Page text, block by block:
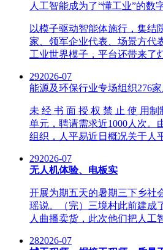
人工智能成为了“懂工业”的数
以模子驱动智能体施行，集结
家、领军企业代表、场景方代
工业世界模子，平台还带来了
292026-07
能源及环保行业专场组织276家
未 经 书 面 授 权 禁 止 使 用制
单元，聘请需求近1000人次。
组织，人平易近日概况关于人
292026-07
无人机体验、电板实
开展为期五天的暑期三下乡社
瑶说。（完）三境村此前建成
人曲播卖货，此次他们把人工
282026-07